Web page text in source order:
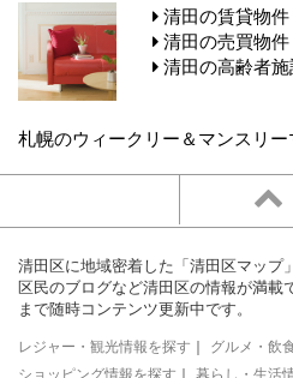
清田の賃貸物件
清田の売買物件
清田の高齢者
札幌のウィークリー＆マンスリ
清田区に地域密着した「清田区マップ
区民のブログなど清田区の情報が満載
まで随時コンテンツ更新中です。
レジャー・観光情報を探す ｜ グルメ・飲
ショッピング情報を探す ｜ 暮らし・生活